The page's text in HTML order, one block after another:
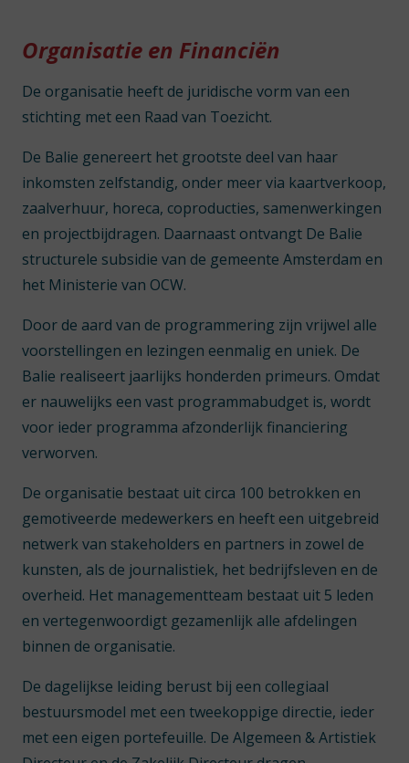
Organisatie en Financiën
De organisatie heeft de juridische vorm van een
stichting met een Raad van Toezicht.
De Balie genereert het grootste deel van haar
inkomsten zelfstandig, onder meer via kaartverkoop,
zaalverhuur, horeca, coproducties, samenwerkingen
en projectbijdragen. Daarnaast ontvangt De Balie
structurele subsidie van de gemeente Amsterdam en
het Ministerie van OCW.
Door de aard van de programmering zijn vrijwel alle
voorstellingen en lezingen eenmalig en uniek. De
Balie realiseert jaarlijks honderden primeurs. Omdat
er nauwelijks een vast programmabudget is, wordt
voor ieder programma afzonderlijk financiering
verworven.
De organisatie bestaat uit circa 100 betrokken en
gemotiveerde medewerkers en heeft een uitgebreid
netwerk van stakeholders en partners in zowel de
kunsten, als de journalistiek, het bedrijfsleven en de
overheid. Het managementteam bestaat uit 5 leden
en vertegenwoordigt gezamenlijk alle afdelingen
binnen de organisatie.
De dagelijkse leiding berust bij een collegiaal
bestuursmodel met een tweekoppige directie, ieder
met een eigen portefeuille. De Algemeen & Artistiek